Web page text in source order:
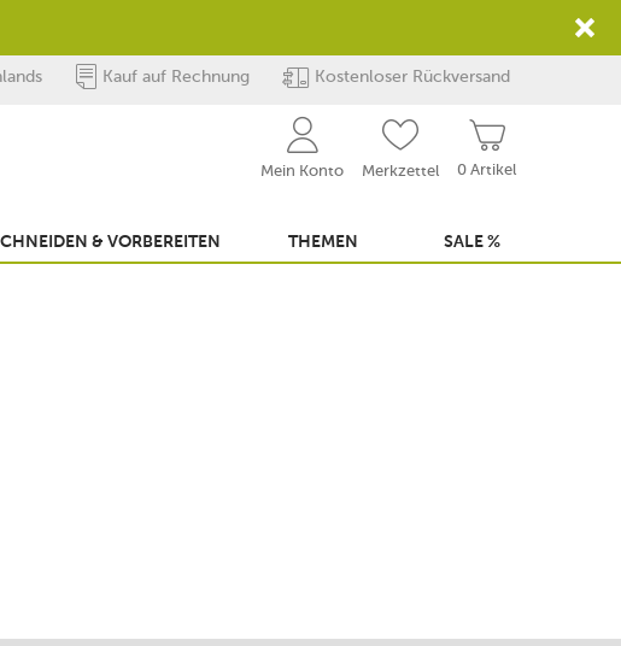
Kauf auf Rechnung Kostenloser Rückversand
0 Artikel
Mein Konto Merkzettel
& VORBEREITEN THEMEN SALE %